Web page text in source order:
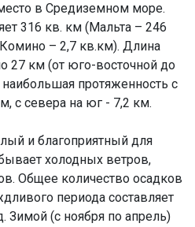
в Средиземном море.
316 кв. км (Мальта – 246
– 2,7 кв.км). Длина
27 км (от юго-восточной до
протяженность с
с севера на юг - 7,2 км.
и благоприятный для
холодных ветров,
Общее количество осадков
периода составляет
Зимой (с ноября по апрель)